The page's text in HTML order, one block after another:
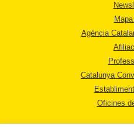
Agència
Catalunya
Oficines